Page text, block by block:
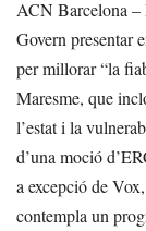
ACN Barcelona –
Govern presentar
per millorar “la
Maresme, que
l’estat i la
d’una moció
a excepció de
contempla un